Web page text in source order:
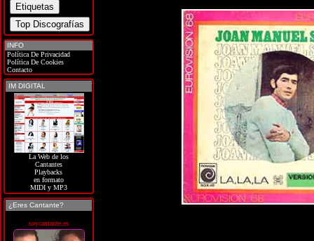
INFO
Política De Privacidad
Política De Cookies
Contacto
IM DIGITAL
La Web de los
Cantantes
Playbacks
en formato
MIDI y MP3
¿Eres Cantante?
soycantante.es